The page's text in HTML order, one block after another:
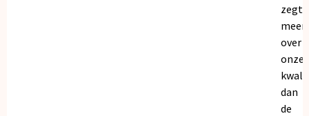
zegt
meer
over
onze
dan
de